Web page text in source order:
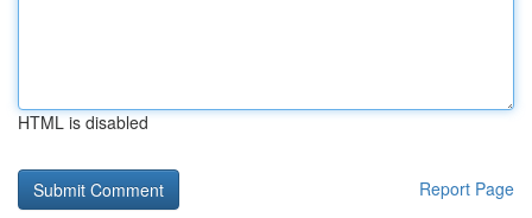
HTML is disabled
Report Page